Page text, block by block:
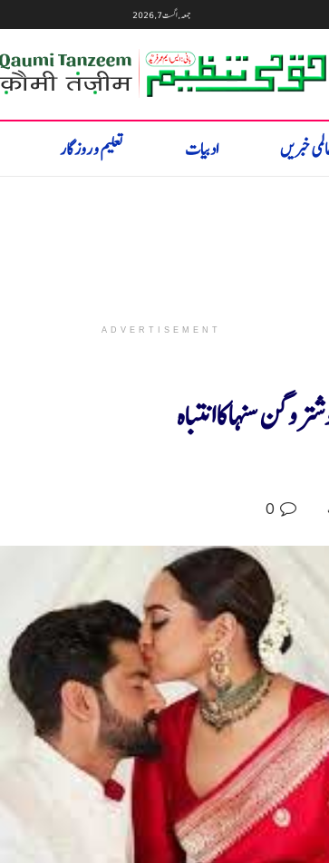
جمعہ, اگست 7, 2026
خبریں ادبیات تعلیم و روزگار
ADVERTISEMENT
سنہاکاانتباہ